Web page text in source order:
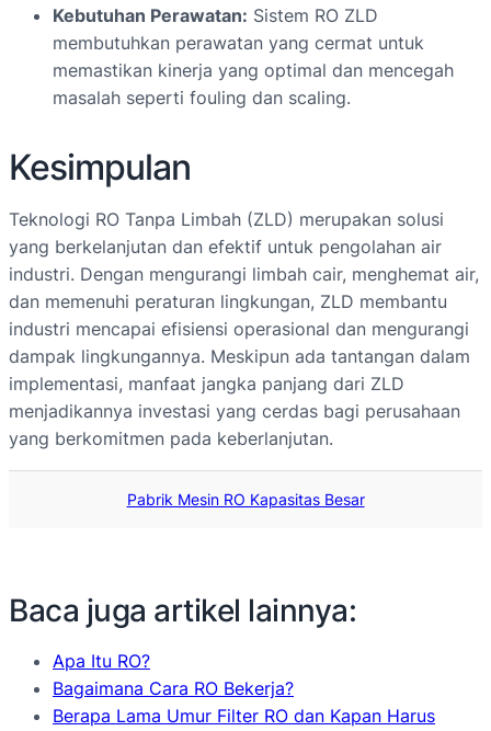
Kebutuhan Perawatan: Sistem RO ZLD
membutuhkan perawatan yang cermat untuk
memastikan kinerja yang optimal dan mencegah
masalah seperti fouling dan scaling.
Kesimpulan
Teknologi RO Tanpa Limbah (ZLD) merupakan solusi
yang berkelanjutan dan efektif untuk pengolahan air
industri. Dengan mengurangi limbah cair, menghemat air,
dan memenuhi peraturan lingkungan, ZLD membantu
industri mencapai efisiensi operasional dan mengurangi
dampak lingkungannya. Meskipun ada tantangan dalam
implementasi, manfaat jangka panjang dari ZLD
menjadikannya investasi yang cerdas bagi perusahaan
yang berkomitmen pada keberlanjutan.
Pabrik Mesin RO Kapasitas Besar
Baca juga artikel lainnya:
Apa Itu RO?
Bagaimana Cara RO Bekerja?
Berapa Lama Umur Filter RO dan Kapan Harus